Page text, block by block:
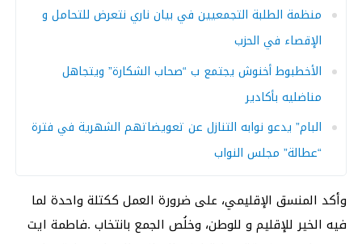
منظمة الطلبة التجمعيين في بيان ناري نتعرض للتحامل و
الإقصاء في الحزب
الأخطبوط أخنوش يجتمع ب “صحاب الشكارة” ويتجاهل
مناضليه بأكادير
البام” يدعو نوابه التنازل عن تعويضاتهم الشهرية في فترة
“عطالة” مجلس النواب
وأكد المنسق الإقليمي، على ضرورة العمل ككتلة واحدة لما
فيه الخير للإقليم و للوطن، وخلُص الجمع بانتخاب .فاطمة ايت